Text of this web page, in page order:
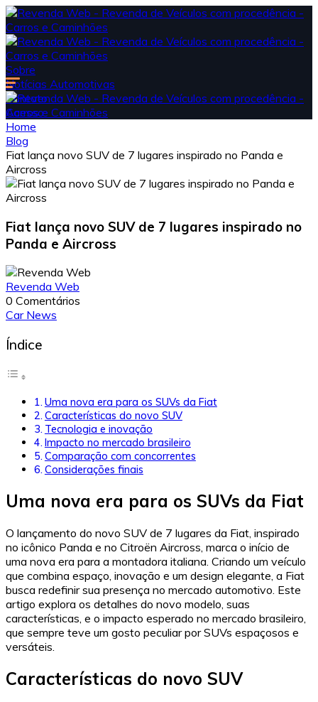
Sobre
Notícias Automotivas
Contato
Acesso
Home
Blog
Fiat lança novo SUV de 7 lugares inspirado no Panda e
Aircross
Fiat lança novo SUV de 7 lugares inspirado no
Panda e Aircross
Revenda Web
0 Comentários
Car News
Índice
Uma nova era para os SUVs da Fiat
Características do novo SUV
Tecnologia e inovação
Impacto no mercado brasileiro
Comparação com concorrentes
Considerações finais
Uma nova era para os SUVs da Fiat
O lançamento do novo SUV de 7 lugares da Fiat, inspirado
no icônico Panda e no Citroën Aircross, marca o início de
uma nova era para a montadora italiana. Criando um veículo
que combina espaço, inovação e um design elegante, a Fiat
busca redefinir sua presença no mercado automotivo. Este
artigo explora os detalhes do novo modelo, suas
características, e o impacto esperado no mercado brasileiro,
que sempre teve um gosto peculiar por SUVs espaçosos e
versáteis.
Características do novo SUV